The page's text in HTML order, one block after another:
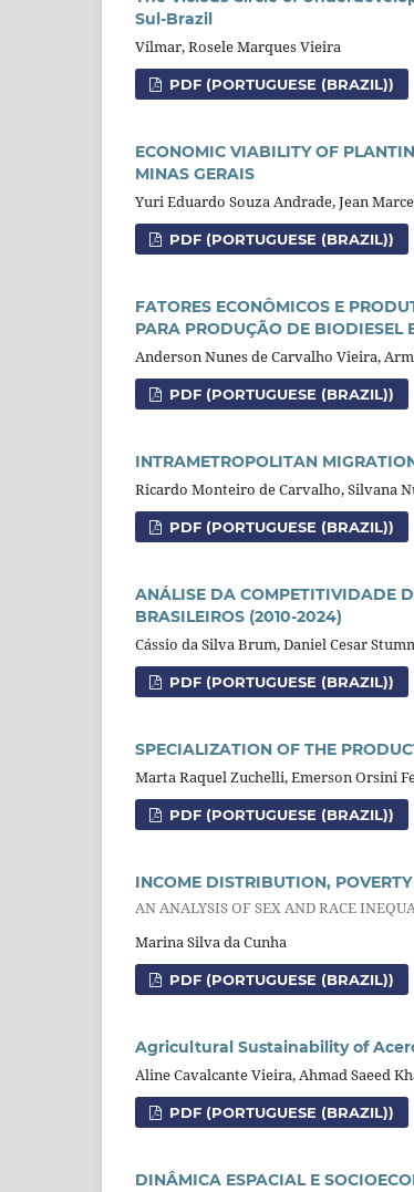
Sul-Brazil
Vilmar, Rosele Marques Vieira
PDF (PORTUGUESE (BRAZIL))
ECONOMIC VIABILITY OF
MINAS GERAIS
Yuri Eduardo Souza Andrade, Jean
PDF (PORTUGUESE (BRAZIL))
FATORES ECONÔMICOS E
PARA PRODUÇÃO DE BIODIESEL
Anderson Nunes de Carvalho Vieira,
PDF (PORTUGUESE (BRAZIL))
INTRAMETROPOLITAN
Ricardo Monteiro de Carvalho, Silvana
PDF (PORTUGUESE (BRAZIL))
ANÁLISE DA COMPETITIVIDADE
BRASILEIROS (2010-2024)
Cássio da Silva Brum, Daniel Cesar
PDF (PORTUGUESE (BRAZIL))
SPECIALIZATION OF THE
Marta Raquel Zuchelli, Emerson Orsini
PDF (PORTUGUESE (BRAZIL))
INCOME DISTRIBUTION,
AN ANALYSIS OF SEX AND RACE
Marina Silva da Cunha
PDF (PORTUGUESE (BRAZIL))
Agricultural Sustainability of
Aline Cavalcante Vieira, Ahmad Saeed
PDF (PORTUGUESE (BRAZIL))
DINÂMICA ESPACIAL E